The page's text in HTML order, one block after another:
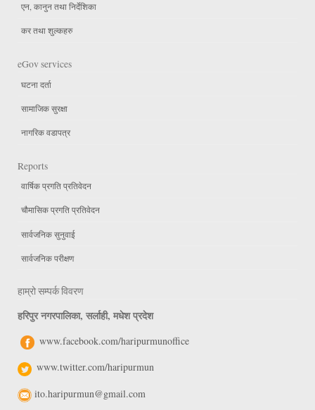
एन, कानुन तथा निर्देशिका
कर तथा शुल्कहरु
eGov services
घटना दर्ता
सामाजिक सुरक्षा
नागरिक वडापत्र
Reports
वार्षिक प्रगति प्रतिवेदन
चौमासिक प्रगति प्रतिवेदन
सार्वजनिक सुनुवाई
सार्वजनिक परीक्षण
हाम्रो सम्पर्क विवरण
हरिपुर नगरपालिका, सर्लाही, मधेश प्रदेश
www.facebook.com/haripurmunoffice
www.twitter.com/haripurmun
ito.haripurmun@gmail.com